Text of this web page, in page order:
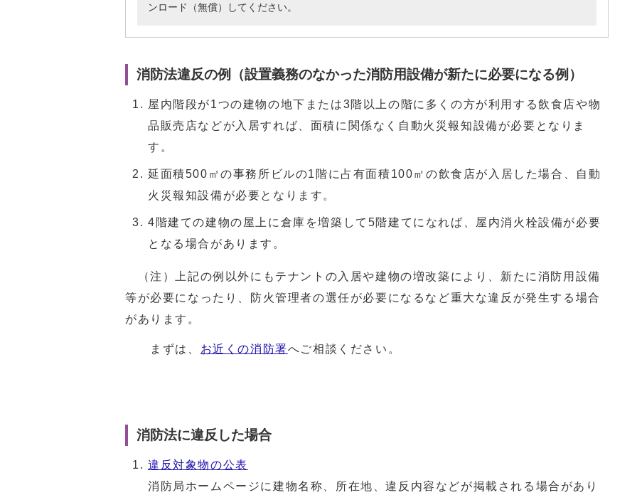
ンロード（無償）してください。
消防法違反の例（設置義務のなかった消防用設備が新たに必要になる例）
屋内階段が1つの建物の地下または3階以上の階に多くの方が利用する飲食店や物
品販売店などが入居すれば、面積に関係なく自動火災報知設備が必要となりま
す。
延面積500㎡の事務所ビルの1階に占有面積100㎡の飲食店が入居した場合、自動
火災報知設備が必要となります。
4階建ての建物の屋上に倉庫を増築して5階建てになれば、屋内消火栓設備が必要
となる場合があります。
（注）上記の例以外にもテナントの入居や建物の増改築により、新たに消防用設備
等が必要になったり、防火管理者の選任が必要になるなど重大な違反が発生する場合
があります。
まずは、 お近くの消防署へご相談ください。
消防法に違反した場合
違反対象物の公表
消防局ホームページに建物名称、所在地、違反内容などが掲載される場合があり